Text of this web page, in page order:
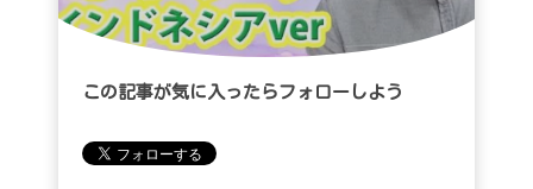
この記事が気に入ったらフォローしよう